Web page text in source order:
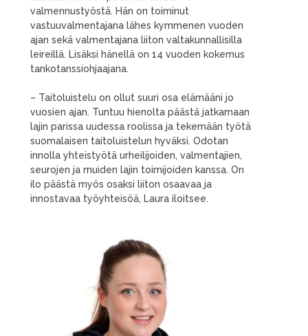
valmennustyöstä. Hän on toiminut
vastuuvalmentajana lähes kymmenen vuoden
ajan sekä valmentajana liiton valtakunnallisilla
leireillä. Lisäksi hänellä on 14 vuoden kokemus
tankotanssiohjaajana.
– Taitoluistelu on ollut suuri osa elämääni jo
vuosien ajan. Tuntuu hienolta päästä jatkamaan
lajin parissa uudessa roolissa ja tekemään työtä
suomalaisen taitoluistelun hyväksi. Odotan
innolla yhteistyötä urheilijoiden, valmentajien,
seurojen ja muiden lajin toimijoiden kanssa. On
ilo päästä myös osaksi liiton osaavaa ja
innostavaa työyhteisöä, Laura iloitsee.